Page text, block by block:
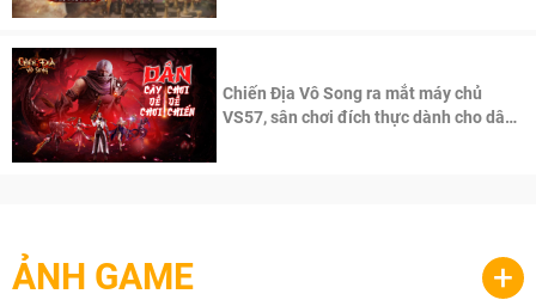
Chiến Địa Vô Song ra mắt máy chủ
VS57, sân chơi đích thực dành cho dân
ẢNH GAME +